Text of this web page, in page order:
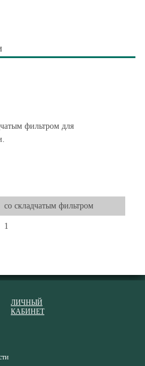
фильтром для
со складчатым фильтром
1
ЛИЧНЫЙ
КАБИНЕТ